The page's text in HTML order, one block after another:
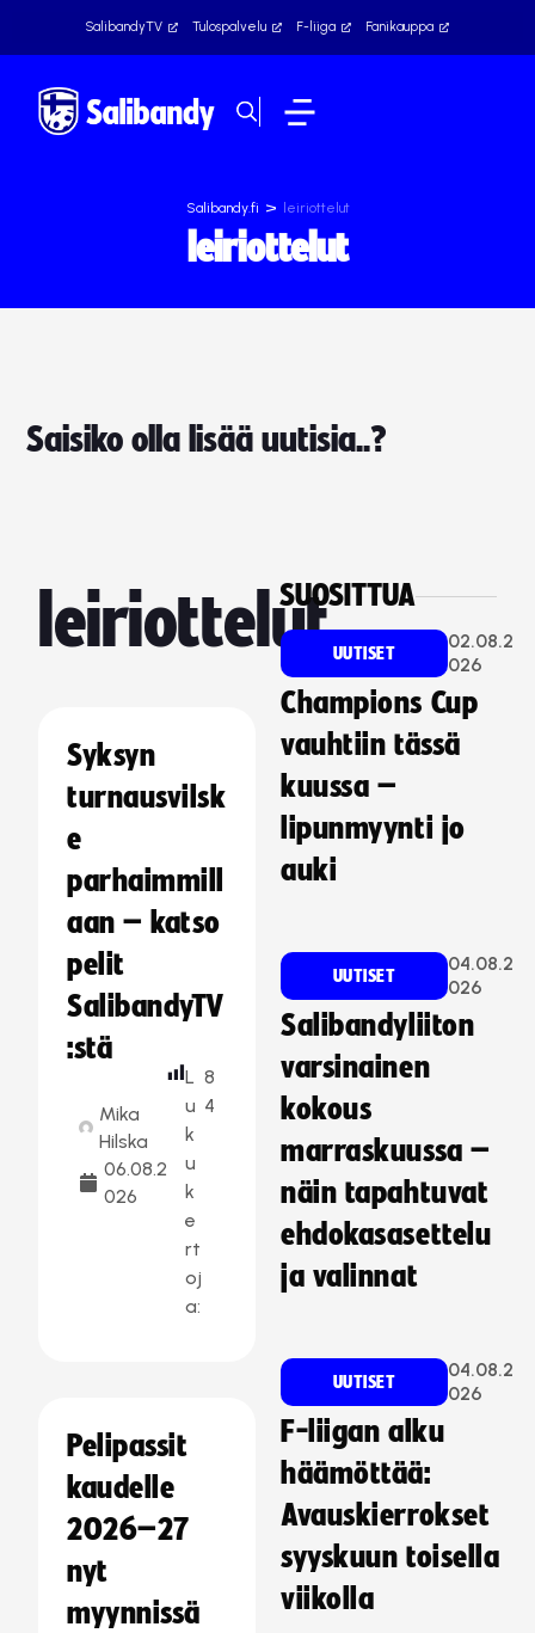
SalibandyTV Tulospalvelu F-liiga Fanikauppa
Salibandy.fi > leiriottelut
leiriottelut
Saisiko olla lisää uutisia..?
leiriottelut
Syksyn
turnausvilsk
e
parhaimmill
aan – katso
pelit
SalibandyTV
:stä
Mika
Hilska
06.08.2
026
L
u
k
u
k
e
rt
oj
a:
8
4
Pelipassit
kaudelle
2026–27
nyt
myynnissä
SUOSITTUA
UUTISET
02.08.2
026
Champions Cup
vauhtiin tässä
kuussa –
lipunmyynti jo
auki
UUTISET
04.08.2
026
Salibandyliiton
varsinainen
kokous
marraskuussa –
näin tapahtuvat
ehdokasasettelu
ja valinnat
UUTISET
04.08.2
026
F-liigan alku
häämöttää:
Avauskierrokset
syyskuun toisella
viikolla